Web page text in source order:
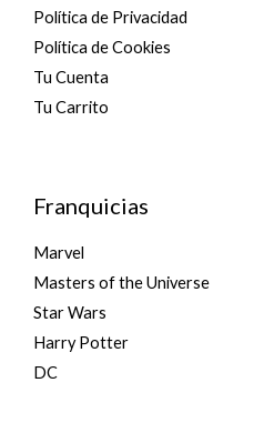
Política de Privacidad
Política de Cookies
Tu Cuenta
Tu Carrito
Franquicias
Marvel
Masters of the Universe
Star Wars
Harry Potter
DC